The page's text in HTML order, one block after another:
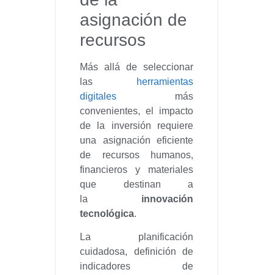
asignación de
recursos
Más allá de seleccionar
las herramientas
digitalesmás
convenientes, el impacto
de la inversión requiere
una asignación eficiente
de recursos humanos,
financieros y materiales
que destinan a
la innovación
tecnológica.
La planificación
cuidadosa, definición de
indicadores de